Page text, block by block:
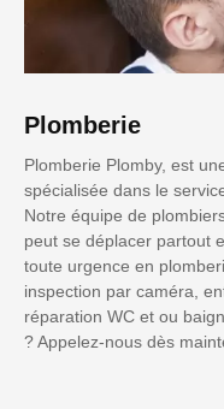
Plomberie
Plomberie Plomby, est
spécialisée dans le
Notre équipe de
peut se déplacer partout
toute urgence en
inspection par caméra,
réparation WC et ou
? Appelez-nous dès